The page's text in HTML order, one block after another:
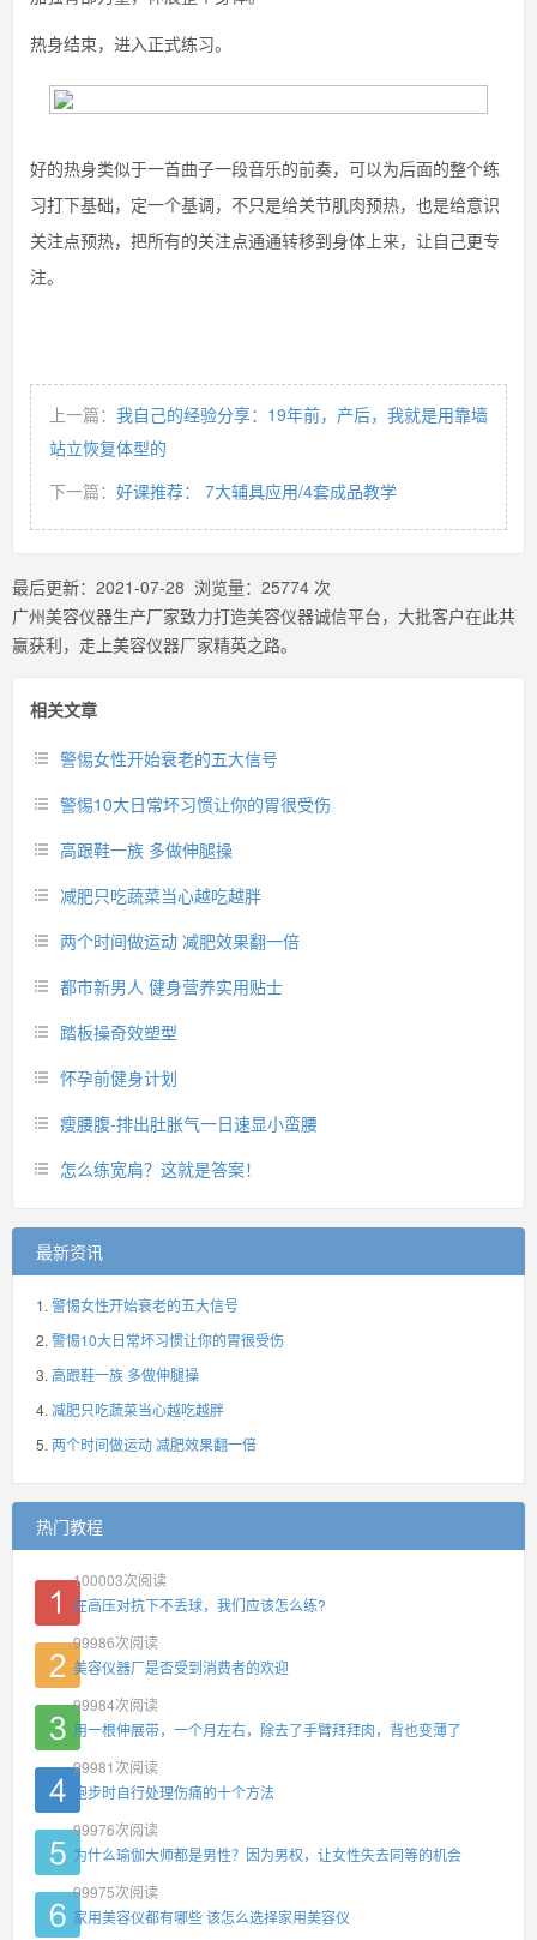
热身结束，进入正式练习。
好的热身类似于一首曲子一段音乐的前奏，可以为后面的整个练
习打下基础，定一个基调，不只是给关节肌肉预热，也是给意识
关注点预热，把所有的关注点通通转移到身体上来，让自己更专
注。
上一篇： 我自己的经验分享：19年前，产后，我就是用靠墙
站立恢复体型的
下一篇： 好课推荐： 7大辅具应用/4套成品教学
最后更新： 2021-07-28 浏览量： 25774 次
广州美容仪器生产厂家致力打造美容仪器诚信平台，大批客户在此共
赢获利，走上美容仪器厂家精英之路。
相关文章
警惕女性开始衰老的五大信号
警惕10大日常坏习惯让你的胃很受伤
高跟鞋一族 多做伸腿操
减肥只吃蔬菜当心越吃越胖
两个时间做运动 减肥效果翻一倍
都市新男人 健身营养实用贴士
踏板操奇效塑型
怀孕前健身计划
瘦腰腹-排出肚胀气一日速显小蛮腰
怎么练宽肩？这就是答案！
最新资讯
警惕女性开始衰老的五大信号
警惕10大日常坏习惯让你的胃很受伤
高跟鞋一族 多做伸腿操
减肥只吃蔬菜当心越吃越胖
两个时间做运动 减肥效果翻一倍
热门教程
100003次阅读
在高压对抗下不丢球，我们应该怎么练?
99986次阅读
美容仪器厂是否受到消费者的欢迎
99984次阅读
用一根伸展带，一个月左右，除去了手臂拜拜肉，背也变薄了
99981 次阅读
跑步时自行处理伤痛的十个方法
99976次阅读
为什么瑜伽大师都是男性？因为男权，让女性失去同等的机会
99975次阅读
家用美容仪都有哪些 该怎么选择家用美容仪